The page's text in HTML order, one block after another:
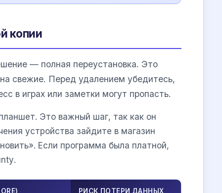
копии
— полная переустановка. Это
свежие. Перед удалением убедитесь,
в играх или заметки могут пропасть.
Это важный шаг, так как он
устройства зайдите в магазин
Если программа была платной,
РИСК ПОТЕРИ ДАННЫХ